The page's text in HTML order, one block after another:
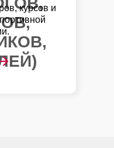
курсов и